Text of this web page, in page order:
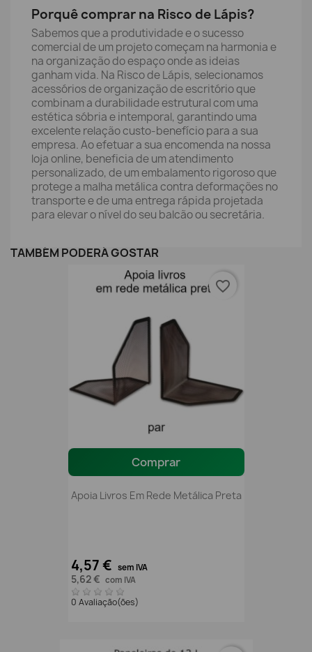
Porquê comprar na Risco de Lápis?
Sabemos que a produtividade e o sucesso
comercial de um projeto começam na harmonia e
na organização do espaço onde as ideias
ganham vida. Na Risco de Lápis, selecionamos
acessórios de organização de escritório que
combinam a durabilidade estrutural com uma
estética sóbria e intemporal, garantindo uma
excelente relação custo-benefício para a sua
empresa. Ao efetuar a sua encomenda na nossa
loja online, beneficia de um atendimento
personalizado, de um embalamento rigoroso que
protege a malha metálica contra deformações no
transporte e de uma entrega rápida projetada
para elevar o nível do seu balcão ou secretária.
TAMBÉM PODERÁ GOSTAR
Comprar
Apoia Livros Em Rede Metálica Preta
4,57 € sem IVA
5,62 € com IVA
0 Avaliação(ões)
favorite_border